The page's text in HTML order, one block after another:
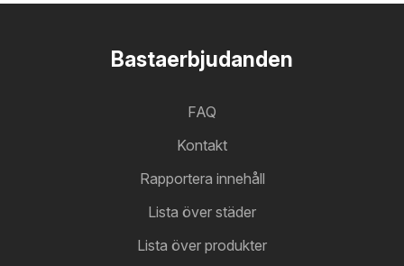
Bastaerbjudanden
FAQ
Kontakt
Rapportera innehåll
Lista över städer
Lista över produkter